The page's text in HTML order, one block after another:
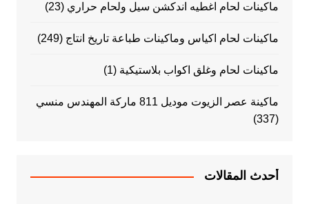
ماكينات لحام اغطيه اندكشن سيل ولحام حراري (23)
ماكينات لحام اكياس وماكينات طباعة تاريخ انتاج (249)
ماكينات لحام وغلق اكواب بلاستيكية (1)
ماكينة عصر الزيوت موديل 811 ماركة المهندس منسي
(337)
أحدث المقالات